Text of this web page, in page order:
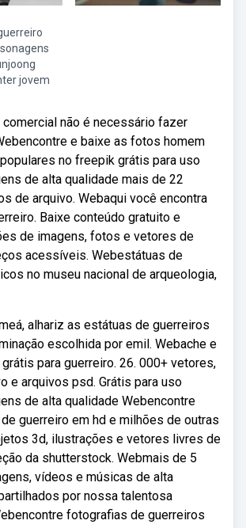
jovem
comercial não é necessário fazer
e baixe as fotos homem
no freepik grátis para uso
de alta qualidade mais de 22
de arquivo. Webaqui você encontra
Baixe conteúdo gratuito e
de imagens, fotos e vetores de
acessíveis. Webestátuas de
no museu nacional de arqueologia,
alhariz as estátuas de guerreiros
escolhida por emil. Webache e
para guerreiro. 26. 000+ vetores,
e arquivos psd. Grátis para uso
de alta qualidade Webencontre
guerreiro em hd e milhões de outras
3d, ilustrações e vetores livres de
da shutterstock. Webmais de 5
vídeos e músicas de alta
por nossa talentosa
fotografias de guerreiros